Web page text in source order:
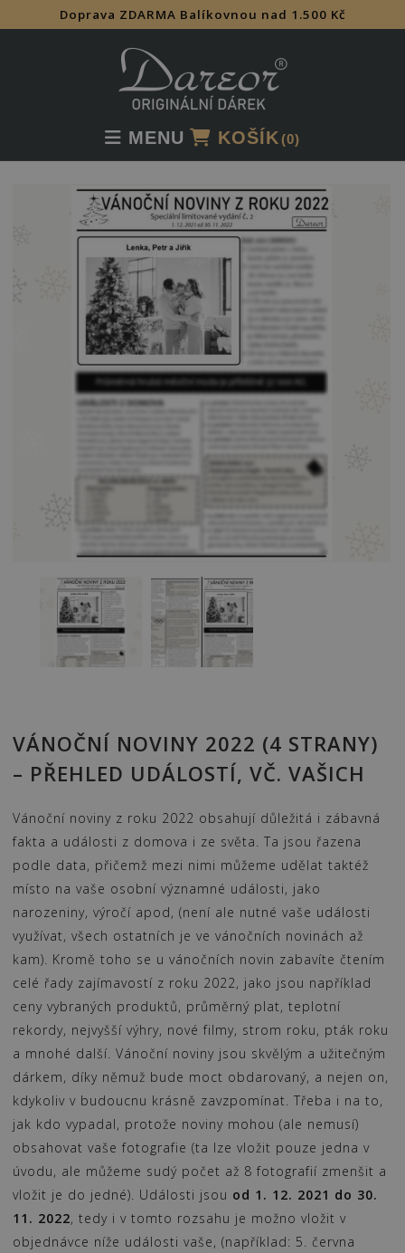
Doprava ZDARMA Balíkovnou nad 1.500 Kč
MENU KOŠÍK(0)
VÁNOČNÍ NOVINY 2022 (4 STRANY)
– PŘEHLED UDÁLOSTÍ, VČ. VAŠICH
Vánoční noviny z roku 2022 obsahují důležitá i zábavná
fakta a události z domova i ze světa. Ta jsou řazena
podle data, přičemž mezi nimi můžeme udělat taktéž
místo na vaše osobní významné události, jako
narozeniny, výročí apod, (není ale nutné vaše události
využívat, všech ostatních je ve vánočních novinách až
kam). Kromě toho se u vánočních novin zabavíte čtením
celé řady zajímavostí z roku 2022, jako jsou například
ceny vybraných produktů, průměrný plat, teplotní
rekordy, nejvyšší výhry, nové filmy, strom roku, pták roku
a mnohé další. Vánoční noviny jsou skvělým a užitečným
dárkem, díky němuž bude moct obdarovaný, a nejen on,
kdykoliv v budoucnu krásně zavzpomínat. Třeba i na to,
jak kdo vypadal, protože noviny mohou (ale nemusí)
obsahovat vaše fotografie (ta lze vložit pouze jedna v
úvodu, ale můžeme sudý počet až 8 fotografií zmenšit a
vložit je do jedné). Události jsou od 1. 12. 2021 do 30.
11. 2022, tedy i v tomto rozsahu je možno vložit v
objednávce níže události vaše, (například: 5. června